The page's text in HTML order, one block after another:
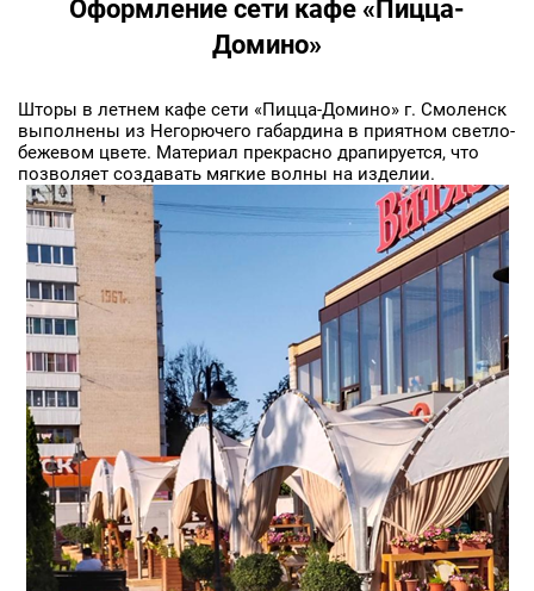
Оформление сети кафе «Пицца-
Домино»
Шторы в летнем кафе сети «Пицца-Домино» г. Смоленск
выполнены из Негорючего габардина в приятном светло-
бежевом цвете. Материал прекрасно драпируется, что
позволяет создавать мягкие волны на изделии.